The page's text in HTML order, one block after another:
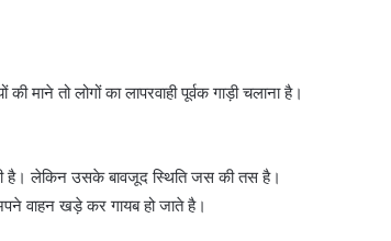
माने तो लोगों का लापरवाही पूर्वक गाड़ी चलाना है।
है। लेकिन उसके बावजूद स्थिति जस की तस है।
वाहन खड़े कर गायब हो जाते है।